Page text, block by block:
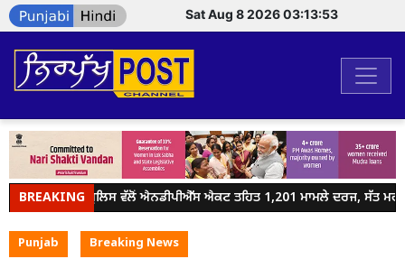
Sat Aug 8 2026 03:13:53
BREAKING
ਜਲੰਧਰ ਪੁਲਿਸ ਵੱਲੋਂ ਐਨਡੀਪੀਐੱਸ ਐਕਟ ਤਹਿਤ 1,201 ਮਾਮਲੇ ਦਰਜ, ਸੱਤ
Punjab Breaking News